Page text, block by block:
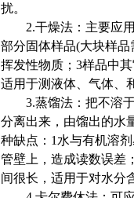
扰。
2.干燥法：主要应
部分固体样品(大块样
挥发性物质；3样品中
适用于测液体、气体、
3.蒸馏法：把不溶
分离出来，由馏出的水
种缺点：1水与有机溶
管壁上，造成读数误差
间很长，适用于对水分